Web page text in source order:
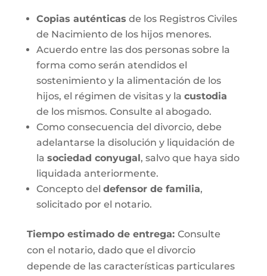
Copias auténticas de los Registros Civiles
de Nacimiento de los hijos menores.
Acuerdo entre las dos personas sobre la
forma como serán atendidos el
sostenimiento y la alimentación de los
hijos, el régimen de visitas y la custodia
de los mismos. Consulte al abogado.
Como consecuencia del divorcio, debe
adelantarse la disolución y liquidación de
la sociedad conyugal, salvo que haya sido
liquidada anteriormente.
Concepto del defensor de familia,
solicitado por el notario.
Tiempo estimado de entrega: Consulte
con el notario, dado que el divorcio
depende de las características particulares